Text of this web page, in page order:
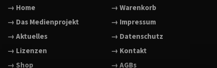
→ Home
→ Das Medienprojekt
→ Aktuelles
→ Lizenzen
→ Shop
→ Warenkorb
→ Impressum
→ Datenschutz
→ Kontakt
→ AGBs